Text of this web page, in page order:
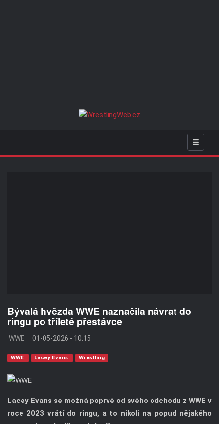
Bývalá hvězda WWE naznačila návrat do
ringu po tříleté přestávce
WWE 01-05-2026 - 10:15
WWE Lacey Evans Wrestling
Lacey Evans se možná poprvé od svého odchodu z WWE v
roce 2023 vrátí do ringu, a to nikoli na popud nějakého